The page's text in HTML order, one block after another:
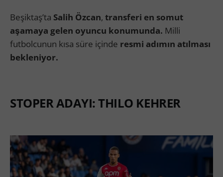
Beşiktaş’ta Salih Özcan, transferi en somut
aşamaya gelen oyuncu konumunda. Milli
futbolcunun kısa süre içinde resmi adımın atılması
bekleniyor.
STOPER ADAYI: THILO KEHRER